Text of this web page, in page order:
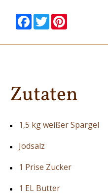
null
Facebook
null null
Twitter
null null
null
Zutaten
1,5 kg weißer Spargel
Jodsalz
1 Prise Zucker
1 EL Butter